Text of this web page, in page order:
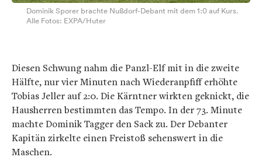
Dominik Sporer brachte Nußdorf-Debant mit dem 1:0 auf Kurs.
Alle Fotos: EXPA/Huter
Diesen Schwung nahm die Panzl-Elf mit in die zweite
Hälfte, nur vier Minuten nach Wiederanpfiff erhöhte
Tobias Jeller auf 2:0. Die Kärntner wirkten geknickt, die
Hausherren bestimmten das Tempo. In der 73. Minute
machte Dominik Tagger den Sack zu. Der Debanter
Kapitän zirkelte einen Freistoß sehenswert in die
Maschen.